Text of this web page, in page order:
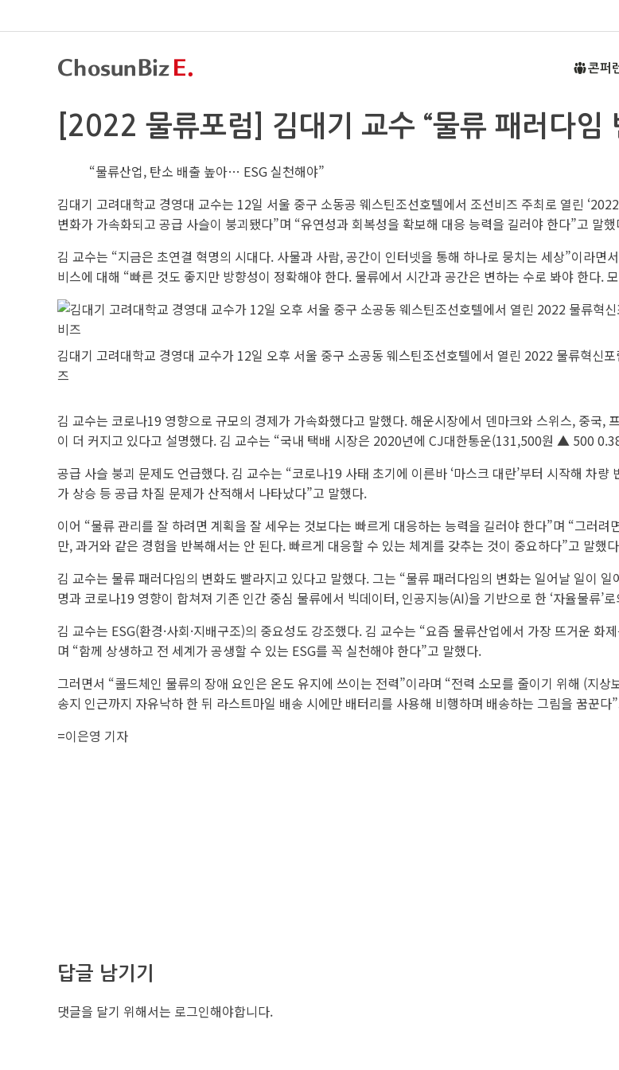
콘퍼
[2022 물류포럼] 김대기 교수 “물류 패러다
“물류산업, 탄소 배출 높아… ESG 실천해야”
김대기 고려대학교 경영대 교수는 12일 서울 중구 소동공 웨스틴조선호텔에서 조선비즈 주최로 열린
변화가 가속화되고 공급 사슬이 붕괴됐다”며 “유연성과 회복성을 확보해 대응 능력을 길러야 한다”고 말
김 교수는 “지금은 초연결 혁명의 시대다. 사물과 사람, 공간이 인터넷을 통해 하나로 뭉치는 세상”이라
비스에 대해 “빠른 것도 좋지만 방향성이 정확해야 한다. 물류에서 시간과 공간은 변하는 수로 봐야 한다.
김대기 고려대학교 경영대 교수가 12일 오후 서울 중구 소공동 웨스틴조선호텔에서 열린 2022 물류혁신
즈
김 교수는 코로나19 영향으로 규모의 경제가 가속화했다고 말했다. 해운시장에서 덴마크와 스위스, 중국
이 더 커지고 있다고 설명했다. 김 교수는 “국내 택배 시장은 2020년에 CJ대한통운(131,500원 ▲ 500
공급 사슬 붕괴 문제도 언급했다. 김 교수는 “코로나19 사태 초기에 이른바 ‘마스크 대란’부터 시작해 차
가 상승 등 공급 차질 문제가 산적해서 나타났다”고 말했다.
이어 “물류 관리를 잘 하려면 계획을 잘 세우는 것보다는 빠르게 대응하는 능력을 길러야 한다”며 “그러
만, 과거와 같은 경험을 반복해서는 안 된다. 빠르게 대응할 수 있는 체계를 갖추는 것이 중요하다”고 말했
김 교수는 물류 패러다임의 변화도 빨라지고 있다고 말했다. 그는 “물류 패러다임의 변화는 일어날 일이
명과 코로나19 영향이 합쳐져 기존 인간 중심 물류에서 빅데이터, 인공지능(AI)을 기반으로 한 ‘자율물류’
김 교수는 ESG(환경·사회·지배구조)의 중요성도 강조했다. 김 교수는 “요즘 물류산업에서 가장 뜨거운
며 “함께 상생하고 전 세계가 공생할 수 있는 ESG를 꼭 실천해야 한다”고 말했다.
그러면서 “콜드체인 물류의 장애 요인은 온도 유지에 쓰이는 전력”이라며 “전력 소모를 줄이기 위해 (지
송지 인근까지 자유낙하 한 뒤 라스트마일 배송 시에만 배터리를 사용해 비행하며 배송하는 그림을 꿈꾼다
=이은영 기자
답글 남기기
댓글을 달기 위해서는 로그인해야합니다.